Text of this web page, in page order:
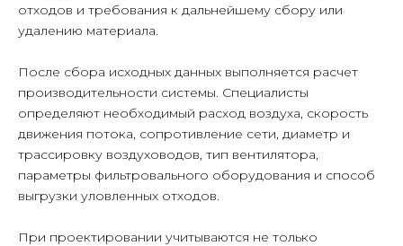
отходов и требования к дальнейшему сбору или
удалению материала.
После сбора исходных данных выполняется расчет
производительности системы. Специалисты
определяют необходимый расход воздуха, скорость
движения потока, сопротивление сети, диаметр и
трассировку воздуховодов, тип вентилятора,
параметры фильтровального оборудования и способ
выгрузки уловленных отходов.
При проектировании учитываются не только